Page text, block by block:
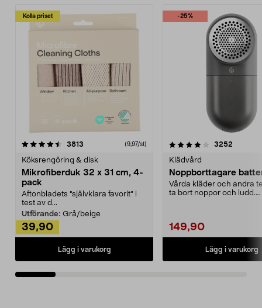
Kolla priset
3813 (9,97/st)
Köksrengöring & disk
Mikrofiberduk 32 x 31 cm, 4-
pack
Aftonbladets "självklara favorit” i
test av d...
Utförande: Grå/beige
39,90
Lägg i varukorg
-25%
4.0av 5 stjärnor 3252
Klädvård
Noppborttagare
Vårda kläder och andra
ta bort noppor och ludd.
149,90
Lägg i varukorg
4.5av 5 stjärnor